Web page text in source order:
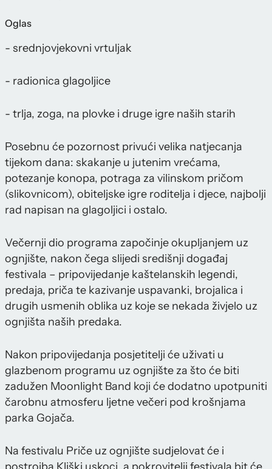
Oglas
- srednjovjekovni vrtuljak
- radionica glagoljice
- trlja, zoga, na plovke i druge igre naših starih
Posebnu će pozornost privući velika natjecanja
tijekom dana: skakanje u jutenim vrećama,
potezanje konopa, potraga za vilinskom pričom
(slikovnicom), obiteljske igre roditelja i djece, najbolji
rad napisan na glagoljici i ostalo.
Večernji dio programa započinje okupljanjem uz
ognjište, nakon čega slijedi središnji događaj
festivala – pripovijedanje kaštelanskih legendi,
predaja, priča te kazivanje uspavanki, brojalica i
drugih usmenih oblika uz koje se nekada živjelo uz
ognjišta naših predaka.
Nakon pripovijedanja posjetitelji će uživati u
glazbenom programu uz ognjište za što će biti
zadužen Moonlight Band koji će dodatno upotpuniti
čarobnu atmosferu ljetne večeri pod krošnjama
parka Gojača.
Na festivalu Priče uz ognjište sudjelovat će i